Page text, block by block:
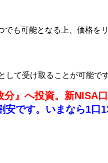
も可能となる上、価格
て受け取ることが可能で
』へ投資。新NISA
です。いまなら1